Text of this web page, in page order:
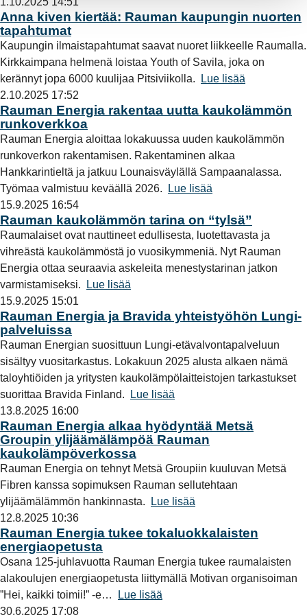
Anna kiven kiertää: Rauman kaupungin nuorten
tapahtumat
Kaupungin ilmaistapahtumat saavat nuoret liikkeelle Raumalla.
Kirkkaimpana helmenä loistaa Youth of Savila, joka on
kerännyt jopa 6000 kuulijaa Pitsiviikolla.
Lue lisää
2.10.2025 17:52
Rauman Energia rakentaa uutta kaukolämmön
runkoverkkoa
Rauman Energia aloittaa lokakuussa uuden kaukolämmön
runkoverkon rakentamisen. Rakentaminen alkaa
Hankkarintieltä ja jatkuu Lounaisväylällä Sampaanalassa.
Työmaa valmistuu keväällä 2026.
Lue lisää
15.9.2025 16:54
Rauman kaukolämmön tarina on “tylsä”
Raumalaiset ovat nauttineet edullisesta, luotettavasta ja
vihreästä kaukolämmöstä jo vuosikymmeniä. Nyt Rauman
Energia ottaa seuraavia askeleita menestystarinan jatkon
varmistamiseksi.
Lue lisää
15.9.2025 15:01
Rauman Energia ja Bravida yhteistyöhön Lungi-
palveluissa
Rauman Energian suosittuun Lungi-etävalvontapalveluun
sisältyy vuositarkastus. Lokakuun 2025 alusta alkaen nämä
taloyhtiöiden ja yritysten kaukolämpölaitteistojen tarkastukset
suorittaa Bravida Finland.
Lue lisää
13.8.2025 16:00
Rauman Energia alkaa hyödyntää Metsä
Groupin ylijäämälämpöä Rauman
kaukolämpöverkossa
Rauman Energia on tehnyt Metsä Groupiin kuuluvan Metsä
Fibren kanssa sopimuksen Rauman sellutehtaan
ylijäämälämmön hankinnasta.
Lue lisää
12.8.2025 10:36
Rauman Energia tukee tokaluokkalaisten
energiaopetusta
Osana 125-juhlavuotta Rauman Energia tukee raumalaisten
alakoulujen energiaopetusta liittymällä Motivan organisoiman
”Hei, kaikki toimii!” -e…
Lue lisää
30.6.2025 17:08